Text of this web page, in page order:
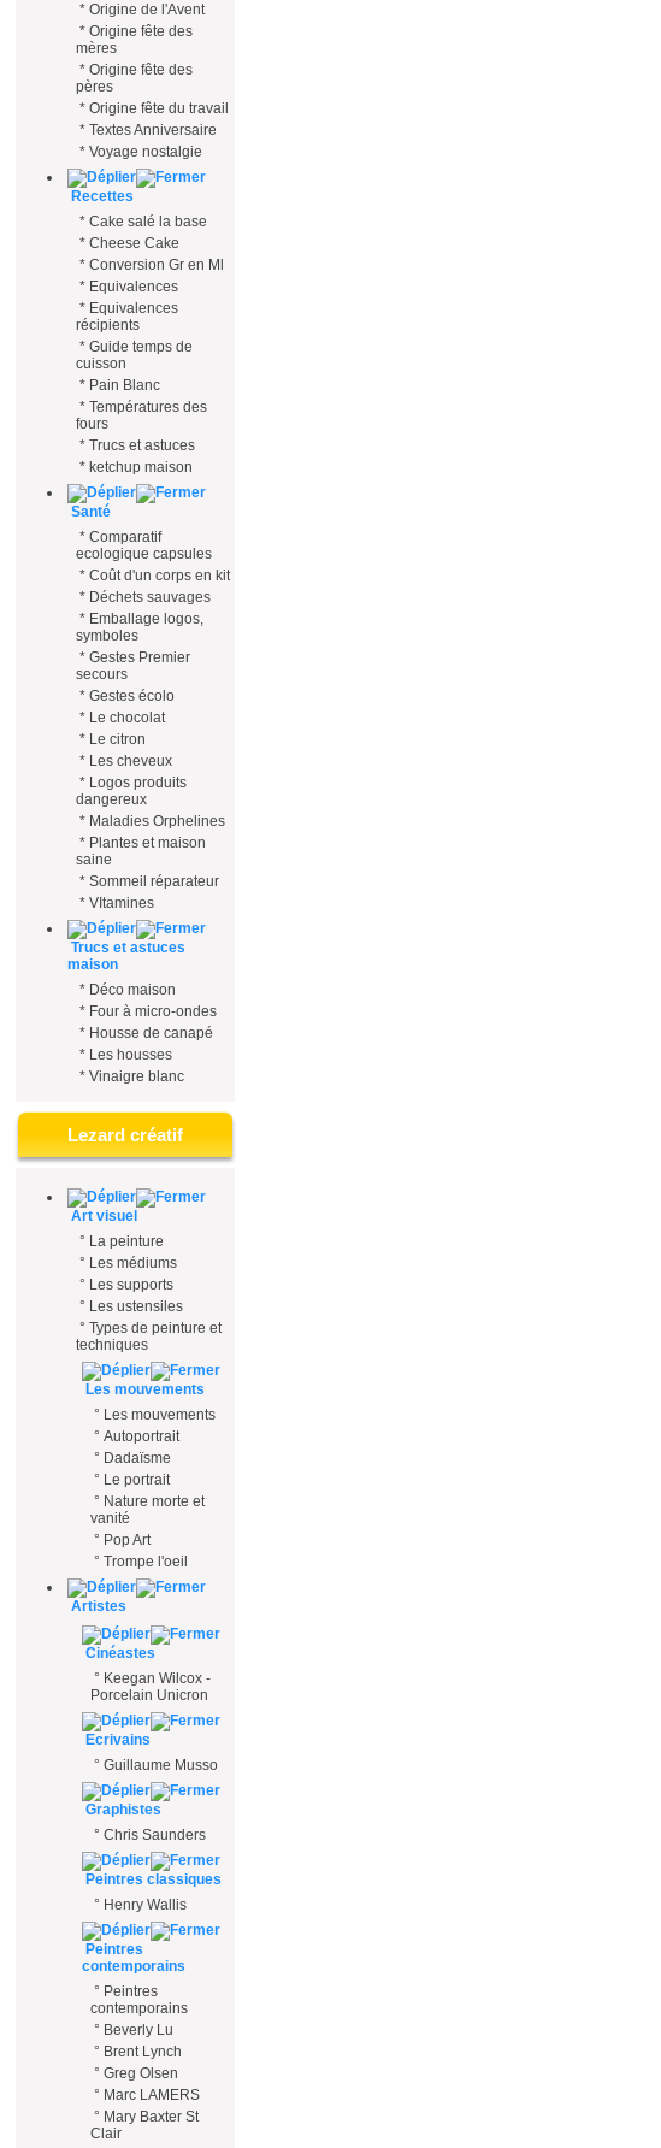
* Origine de l'Avent
* Origine fête des
mères
* Origine fête des
pères
* Origine fête du travail
* Textes Anniversaire
* Voyage nostalgie
Recettes
* Cake salé la base
* Cheese Cake
* Conversion Gr en Ml
* Equivalences
* Equivalences
récipients
* Guide temps de
cuisson
* Pain Blanc
* Températures des
fours
* Trucs et astuces
* ketchup maison
Santé
* Comparatif
ecologique capsules
* Coût d'un corps en kit
* Déchets sauvages
* Emballage logos,
symboles
* Gestes Premier
secours
* Gestes écolo
* Le chocolat
* Le citron
* Les cheveux
* Logos produits
dangereux
* Maladies Orphelines
* Plantes et maison
saine
* Sommeil réparateur
* VItamines
Trucs et astuces
maison
* Déco maison
* Four à micro-ondes
* Housse de canapé
* Les housses
* Vinaigre blanc
Lezard créatif
Art visuel
° La peinture
° Les médiums
° Les supports
° Les ustensiles
° Types de peinture et
techniques
Les mouvements
° Les mouvements
° Autoportrait
° Dadaïsme
° Le portrait
° Nature morte et
vanité
° Pop Art
° Trompe l'oeil
Artistes
Cinéastes
° Keegan Wilcox -
Porcelain Unicron
Ecrivains
° Guillaume Musso
Graphistes
° Chris Saunders
Peintres classiques
° Henry Wallis
Peintres
contemporains
° Peintres
contemporains
° Beverly Lu
° Brent Lynch
° Greg Olsen
° Marc LAMERS
° Mary Baxter St
Clair